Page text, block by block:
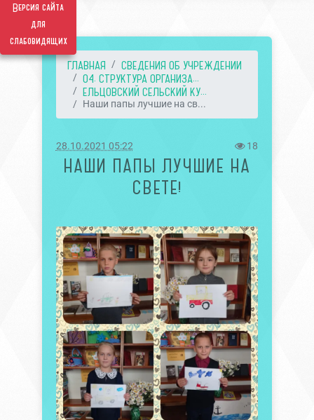
Версия сайта
для
слабовидящих
ГЛАВНАЯ
СВЕДЕНИЯ ОБ УЧРЕЖДЕНИИ
04. СТРУКТУРА ОРГАНИЗА...
ЕЛЬЦОВСКИЙ СЕЛЬСКИЙ КУ...
Наши папы лучшие на св...
28.10.2021 05:22 18
НАШИ ПАПЫ ЛУЧШИЕ НА
СВЕТЕ!